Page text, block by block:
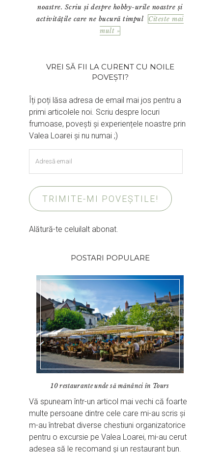
noastre. Scriu și despre hobby-urile noastre și
activitățile care ne bucură timpul
Citeste mai
mult »
VREI SĂ FII LA CURENT CU NOILE
POVEȘTI?
Îți poți lăsa adresa de email mai jos pentru a
primi articolele noi. Scriu despre locuri
frumoase, povești și experiențele noastre prin
Valea Loarei și nu numai ;)
email
TRIMITE-MI POVEȘTILE!
Alătură-te celuilalt abonat.
POSTARI POPULARE
10 restaurante unde să mănânci în Tours
Vă spuneam într-un articol mai vechi că foarte
multe persoane dintre cele care mi-au scris și
m-au întrebat diverse chestiuni organizatorice
pentru o excursie pe Valea Loarei, mi-au cerut
adesea să le recomand și un restaurant bun.